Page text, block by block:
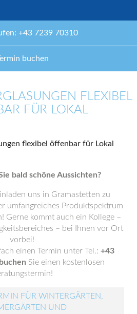
+43 7239 70310
buchen
FLEXIBEL
FÜR LOKAL
bald schöne Aussichten?
uns in Gramastetten zu
umfangreiches Produktspektrum
Gerne kommt auch ein Kollege –
– bei Ihnen vor Ort
vorbei!
einen Termin unter Tel.: +43
buchen Sie einen kostenlosen
FÜR WINTERGÄRTEN,
UND